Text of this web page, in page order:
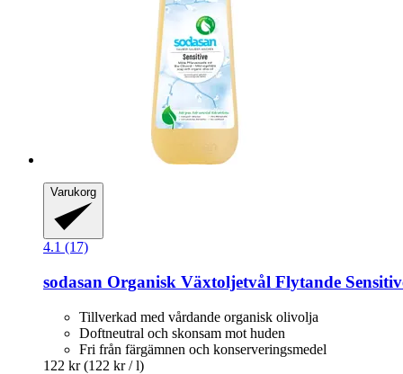
Varukorg
4.1 (17)
sodasan Organisk Växtoljetvål Flytande
Tillverkad med vårdande organisk olivolja
Doftneutral och skonsam mot huden
Fri från färgämnen och konserveringsmedel
122 kr (122 kr / l)